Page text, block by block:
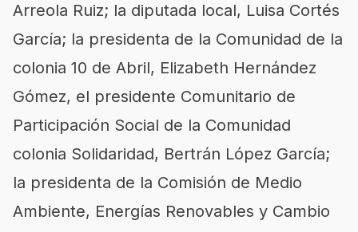
Arreola Ruiz; la diputada local, Luisa Cortés
García; la presidenta de la Comunidad de la
colonia 10 de Abril, Elizabeth Hernández
Gómez, el presidente Comunitario de
Participación Social de la Comunidad
colonia Solidaridad, Bertrán López García;
la presidenta de la Comisión de Medio
Ambiente, Energías Renovables y Cambio